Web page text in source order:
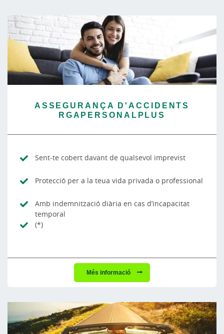
ASSEGURANÇA D'ACCIDENTS
RGAPERSONALPLUS
Sent-te cobert davant de qualsevol imprevist
Protecció per a la teua vida privada o professional
Amb indemnització diària en cas d’incapacitat
temporal
(*)
Més informació